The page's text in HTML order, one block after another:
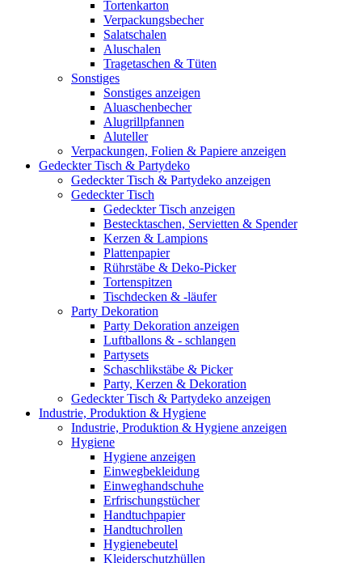
Tortenkarton
Verpackungsbecher
Salatschalen
Aluschalen
Tragetaschen & Tüten
Sonstiges
Sonstiges anzeigen
Aluaschenbecher
Alugrillpfannen
Aluteller
Verpackungen, Folien & Papiere anzeigen
Gedeckter Tisch & Partydeko
Gedeckter Tisch & Partydeko anzeigen
Gedeckter Tisch
Gedeckter Tisch anzeigen
Bestecktaschen, Servietten & Spender
Kerzen & Lampions
Plattenpapier
Rührstäbe & Deko-Picker
Tortenspitzen
Tischdecken & -läufer
Party Dekoration
Party Dekoration anzeigen
Luftballons & - schlangen
Partysets
Schaschlikstäbe & Picker
Party, Kerzen & Dekoration
Gedeckter Tisch & Partydeko anzeigen
Industrie, Produktion & Hygiene
Industrie, Produktion & Hygiene anzeigen
Hygiene
Hygiene anzeigen
Einwegbekleidung
Einweghandschuhe
Erfrischungstücher
Handtuchpapier
Handtuchrollen
Hygienebeutel
Kleiderschutzhüllen